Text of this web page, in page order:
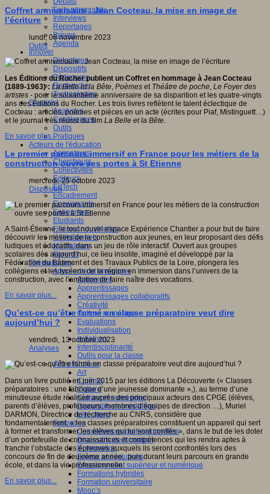
Faits marquants
Interviews
Reportages
Brèves
Agenda
Innover
Didactique
Dispositifs
Pédagogie
Recherche
Technologies
Savoir(s)
Analyses
Conférences
Outils
Pratiques
Acteurs de l'éducation
Animateurs
Chercheurs
Collectivités
Editeurs
EdTech
Encadrement
Enseignants
Entreprises
Etudiants
Filières industrielles
Institutionnels
Médiateurs
Parents
Thématiques
Apprendre et enseigner
Apprendre
Apprentissages
Apprentissages collaboratifs
Créativité
Culture numérique
Evaluations
Individualisation
Initiatives
Interdisciplinarité
Outils pour la classe
Arts et Culture
Art
Cinéma
Culture
Culture et numérique
Dispositifs de médiation
Littérature
Formation
Compétences professionnelles
Dispositifs de formation
E- formation
Enjeux et évolutions
Enseignement supérieur et numérique
Formations hybrides
Formation universitaire
Mooc’s
Coffret anniversaire : Jean Cocteau, la mise en image de
l’écriture
lundi, 06 novembre 2023
Outils
Les Éditions du Rocher publient un Coffret en hommage à Jean Cocteau
(1889-1963) : La Belle et la Bête, Poèmes etThéâtre de poche, Le Foyer des
artistes - pour le soixantième anniversaire de sa disparition et les quatre-vingts
ans des Éditions du Rocher. Les trois livres reflètent le talent éclectique de
Cocteau : articles, poèmes et pièces en un acte (écrites pour Piaf, Mistinguett…)
et le journal très réussi du film La Belle et la Bête.
En savoir plus...
Le premier parcours immersif en France pour les métiers de la
construction ouvre ses portes à St Etienne
mercredi, 25 octobre 2023
Dispositifs
A Saint-Étienne, le tout nouvel espace Expérience Chantier a pour but de faire
découvrir les métiers de la construction aux jeunes, en leur proposant des défis
ludiques et éducatifs, dans un jeu de rôle interactif. Ouvert aux groupes
scolaires dès aujourd’hui, ce lieu insolite, imaginé et développé par la
Fédération du Bâtiment et des Travaux Publics de la Loire, plongera les
collégiens et les lycéens de la région en immersion dans l’univers de la
construction, avec l’ambition de faire naître des vocations.
En savoir plus...
Qu’est-ce qu’être formé en classe préparatoire veut dire
aujourd’hui ?
vendredi, 13 octobre 2023
Analyses
Dans un livre publié en juin 2015 par les éditions La Découverte (« Classes
préparatoires : une fabrique d’une jeunesse dominante »,), au terme d’une
minutieuse étude réalisée auprès des principaux acteurs des CPGE (élèves,
parents d’élèves, professeurs, membres d’équipes de direction …), Muriel
DARMON, Directrice de recherche au CNRS, considère que
fondamentalement, « les classes préparatoires constituent un appareil qui sert
à former et transformer les élèves qui lui sont confiés », dans le but de les doter
d’un portefeuille de connaissances et compétences qui les rendra aptes à
franchir l’obstacle des épreuves auxquels ils seront confrontés lors des
concours de fin de deuxième année, puis durant leurs parcours en grande
école, et dans la vie professionnelle.
En savoir plus...